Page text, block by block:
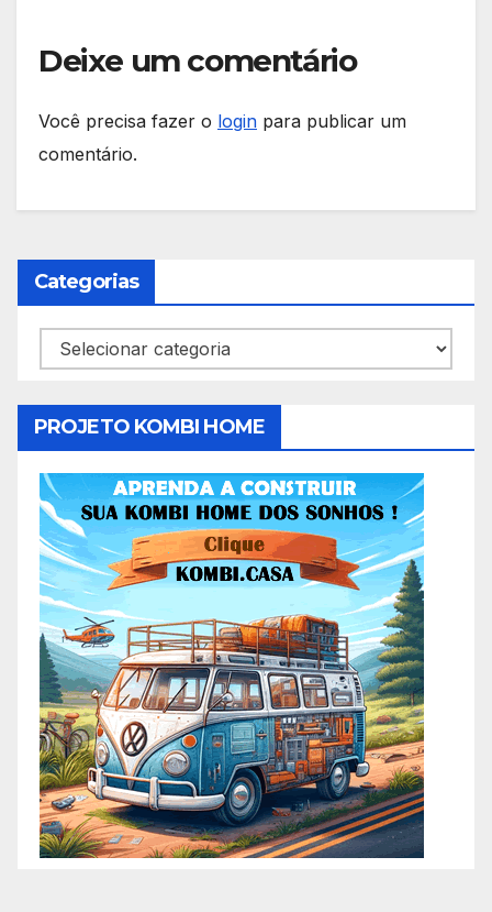
Deixe um comentário
Você precisa fazer o login para publicar um
comentário.
Categorias
Categorias
PROJETO KOMBI HOME